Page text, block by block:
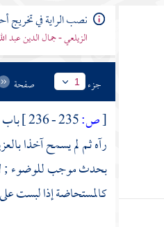
نصب الراية في تخريج
الزيلعي - جمال الدين عبد
جزء 1 صفحة
[ص:
رآه ثم لم يسمح آخذا
بحدث موجب للوضوء ;
كالمستحاضة إذا لبست